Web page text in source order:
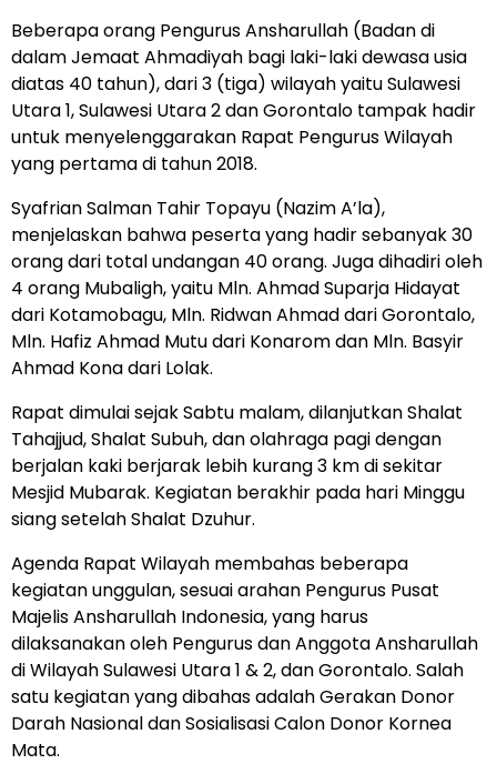
Beberapa orang Pengurus Ansharullah (Badan di
dalam Jemaat Ahmadiyah bagi laki-laki dewasa usia
diatas 40 tahun), dari 3 (tiga) wilayah yaitu Sulawesi
Utara 1, Sulawesi Utara 2 dan Gorontalo tampak hadir
untuk menyelenggarakan Rapat Pengurus Wilayah
yang pertama di tahun 2018.
Syafrian Salman Tahir Topayu (Nazim A’la),
menjelaskan bahwa peserta yang hadir sebanyak 30
orang dari total undangan 40 orang. Juga dihadiri oleh
4 orang Mubaligh, yaitu Mln. Ahmad Suparja Hidayat
dari Kotamobagu, Mln. Ridwan Ahmad dari Gorontalo,
Mln. Hafiz Ahmad Mutu dari Konarom dan Mln. Basyir
Ahmad Kona dari Lolak.
Rapat dimulai sejak Sabtu malam, dilanjutkan Shalat
Tahajjud, Shalat Subuh, dan olahraga pagi dengan
berjalan kaki berjarak lebih kurang 3 km di sekitar
Mesjid Mubarak. Kegiatan berakhir pada hari Minggu
siang setelah Shalat Dzuhur.
Agenda Rapat Wilayah membahas beberapa
kegiatan unggulan, sesuai arahan Pengurus Pusat
Majelis Ansharullah Indonesia, yang harus
dilaksanakan oleh Pengurus dan Anggota Ansharullah
di Wilayah Sulawesi Utara 1 & 2, dan Gorontalo. Salah
satu kegiatan yang dibahas adalah Gerakan Donor
Darah Nasional dan Sosialisasi Calon Donor Kornea
Mata.